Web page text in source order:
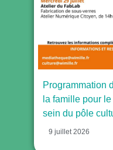
Programmation
la famille pour
sein du pôle
9 juillet 2026